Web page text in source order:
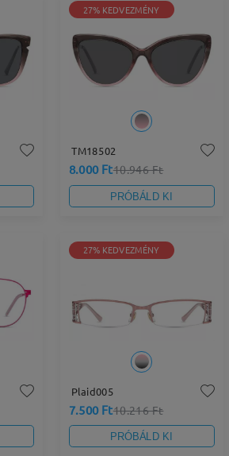
27% KEDVEZMÉNY
TM18502
8.000 Ft10.946 Ft
PRÓBÁLD KI
27% KEDVEZMÉNY
Plaid005
7.500 Ft10.216 Ft
PRÓBÁLD KI